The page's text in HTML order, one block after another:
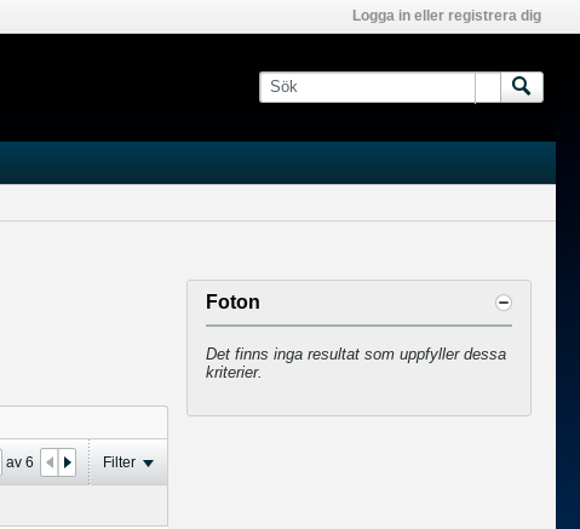
Logga in eller registrera dig
av 6 Filter
Foton
Det finns inga resultat som uppfyller dessa
kriterier.